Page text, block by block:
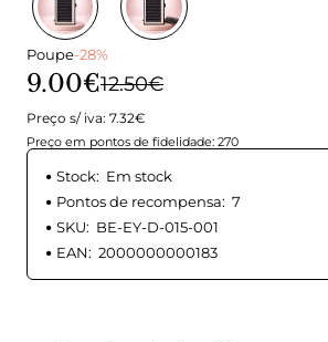
Poupe-28%
9.00€12.50€
Preço s/ iva: 7.32€
Preço em pontos de fidelidade: 270
Stock: Em stock
Pontos de recompensa: 7
SKU: BE-EY-D-015-001
EAN: 2000000000183